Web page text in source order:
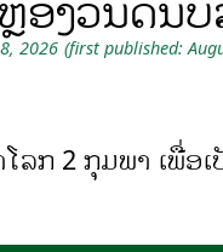
2026 (first published:
ລກ 2 ກຸມພາ ເພື່ອ